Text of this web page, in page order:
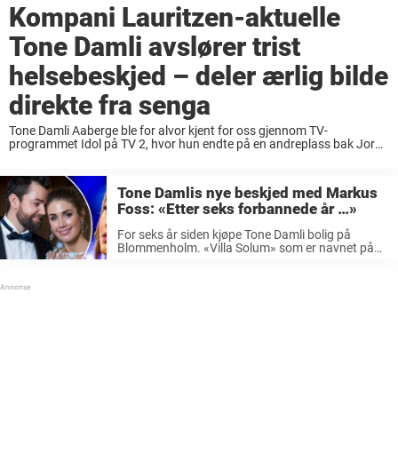
Kompani Lauritzen-aktuelle
Tone Damli avslører trist
helsebeskjed – deler ærlig bilde
direkte fra senga
Tone Damli Aaberge ble for alvor kjent for oss gjennom TV-
programmet Idol på TV 2, hvor hun endte på en andreplass bak Jorun
Tone Damlis nye beskjed med Markus
Foss: «Etter seks forbannede år …»
For seks år siden kjøpe Tone Damli bolig på
Blommenholm. «Villa Solum» som er navnet på